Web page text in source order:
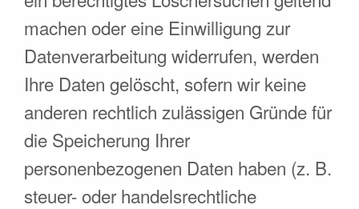
machen oder eine Einwilligung zur
Datenverarbeitung widerrufen, werden
Ihre Daten gelöscht, sofern wir keine
anderen rechtlich zulässigen Gründe für
die Speicherung Ihrer
personenbezogenen Daten haben (z. B.
steuer- oder handelsrechtliche